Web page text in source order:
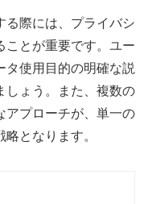
る際には、プライバシ
ことが重要です。ユー
タ使用目的の明確な説
しょう。また、複数の
アプローチが、単一の
となります。